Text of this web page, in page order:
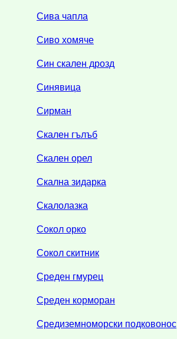
Сива чапла
Сиво хомяче
Син скален дрозд
Синявица
Сирман
Скален гълъб
Скален орел
Скална зидарка
Скалолазка
Сокол орко
Сокол скитник
Среден гмурец
Среден корморан
Средиземноморски подковонос